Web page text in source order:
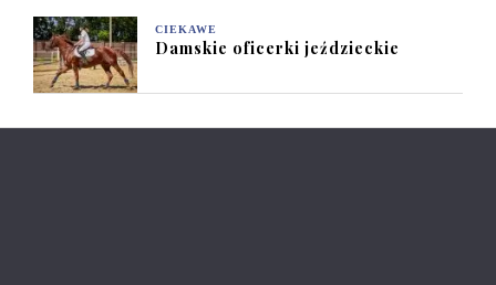
CIEKAWE
Damskie oficerki jeździeckie